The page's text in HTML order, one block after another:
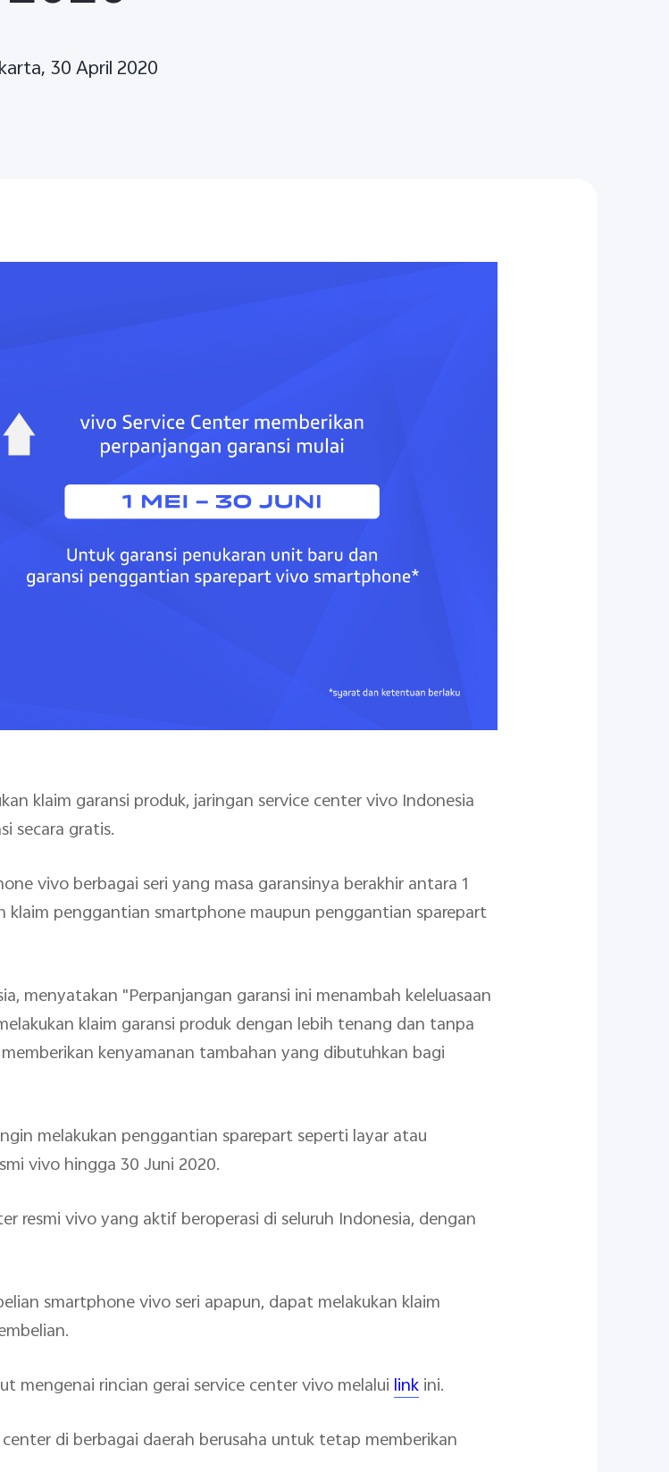
30 April 2020
klaim garansi produk, jaringan service center vivo Indonesia
secara gratis.
vivo berbagai seri yang masa garansinya berakhir antara 1
penggantian smartphone maupun penggantian sparepart
menyatakan "Perpanjangan garansi ini menambah keleluasaan
klaim garansi produk dengan lebih tenang dan tanpa
kenyamanan tambahan yang dibutuhkan bagi
melakukan penggantian sparepart seperti layar atau
vivo hingga 30 Juni 2020.
resmi vivo yang aktif beroperasi di seluruh Indonesia, dengan
smartphone vivo seri apapun, dapat melakukan klaim
mengenai rincian gerai service center vivo melalui linkini.
di berbagai daerah berusaha untuk tetap memberikan